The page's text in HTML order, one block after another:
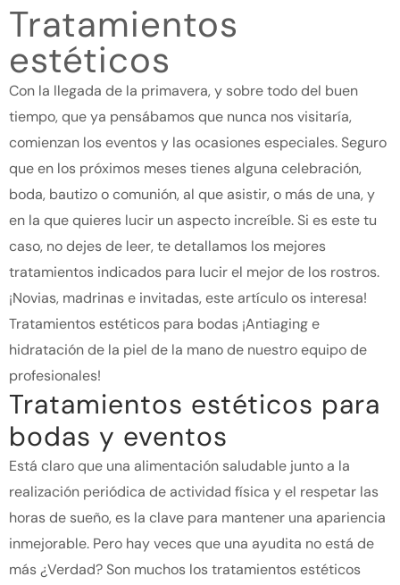
Tratamientos
estéticos
Con la llegada de la primavera, y sobre todo del buen
tiempo, que ya pensábamos que nunca nos visitaría,
comienzan los eventos y las ocasiones especiales. Seguro
que en los próximos meses tienes alguna celebración,
boda, bautizo o comunión, al que asistir, o más de una, y
en la que quieres lucir un aspecto increíble. Si es este tu
caso, no dejes de leer, te detallamos los mejores
tratamientos indicados para lucir el mejor de los rostros.
¡Novias, madrinas e invitadas, este artículo os interesa!
Tratamientos estéticos para bodas ¡Antiaging e
hidratación de la piel de la mano de nuestro equipo de
profesionales!
Tratamientos estéticos para
bodas y eventos
Está claro que una alimentación saludable junto a la
realización periódica de actividad física y el respetar las
horas de sueño, es la clave para mantener una apariencia
inmejorable. Pero hay veces que una ayudita no está de
más ¿Verdad? Son muchos lostratamientos estéticos